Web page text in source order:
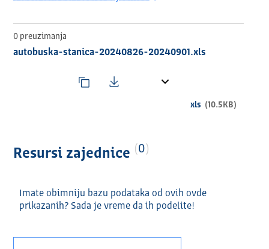
0 preuzimanja
autobuska-stanica-20240826-20240901.xls
xls (10.5KB)
Resursi zajednice 0
Imate obimniju bazu podataka od ovih ovde
prikazanih? Sada je vreme da ih podelite!